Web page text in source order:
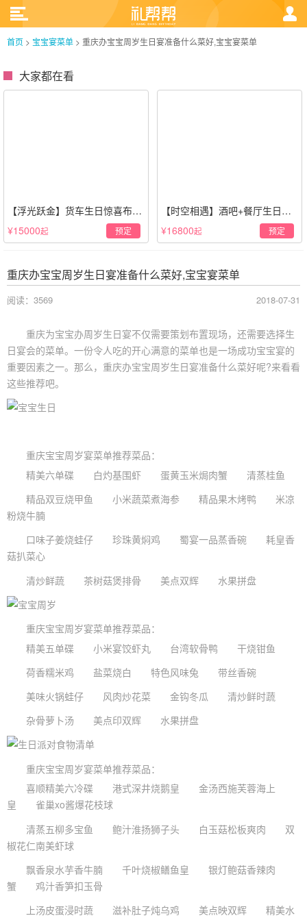
首页 > 宝宝宴菜单 > 重庆办宝宝周岁生日宴准备什么菜好,宝宝宴菜单
大家都在看
【浮光跃金】货车生日惊喜布置
·经典白色系
¥15000起 预定
【时空相遇】酒吧+餐厅生日惊
喜策划·高级感蓝色系
¥16800起 预定
重庆办宝宝周岁生日宴准备什么菜好,宝宝宴菜单
阅读：3569 2018-07-31
重庆为宝宝办周岁生日宴不仅需要策划布置现场，还需要选择生
日宴会的菜单。一份令人吃的开心满意的菜单也是一场成功宝宝宴的
重要因素之一。那么，重庆办宝宝周岁生日宴准备什么菜好呢?来看看
这些推荐吧。
重庆宝宝周岁宴菜单推荐菜品：
精美六单碟 白灼基围虾 蛋黄玉米焗肉蟹 清蒸桂鱼
精品双豆烧甲鱼 小米蔬菜煮海参 精品果木烤鸭 米凉
粉烧牛腩
口味子姜烧蛙仔 珍珠黄焖鸡 蜀宴一品蒸香碗 耗皇香
菇扒菜心
清炒鲜蔬 茶树菇煲排骨 美点双辉 水果拼盘
重庆宝宝周岁宴菜单推荐菜品：
精美五单碟 小米宴饺虾丸 台湾软骨鸭 干烧钳鱼
荷香糯米鸡 盐菜烧白 特色风味兔 带丝香碗
美味火锅蛙仔 风肉炒花菜 金钩冬瓜 清炒鲜时蔬
杂骨萝卜汤 美点印双辉 水果拼盘
重庆宝宝周岁宴菜单推荐菜品：
喜顺精美六冷碟 港式深井烧鹅皇 金汤西施芙蓉海上
皇 雀巢xo酱爆花枝球
清蒸五柳多宝鱼 鲍汁淮扬狮子头 白玉菇松板爽肉 双
椒花仁南美虾球
飘香泉水芋香牛腩 千叶烧椒鳝鱼皇 银灯鲍菇香辣肉
蟹 鸡汁香笋扣玉骨
上汤皮蛋浸时蔬 滋补肚子炖乌鸡 美点映双辉 精美水